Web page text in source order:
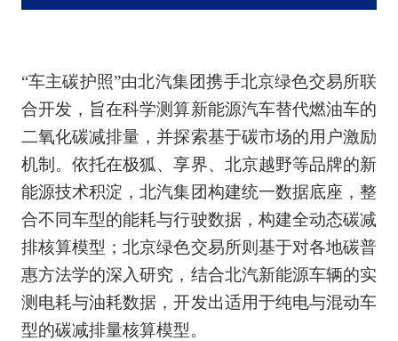
“车主碳护照”由北汽集团携手北京绿色交易所联
合开发，旨在科学测算新能源汽车替代燃油车的
二氧化碳减排量，并探索基于碳市场的用户激励
机制。依托在极狐、享界、北京越野等品牌的新
能源技术积淀，北汽集团构建统一数据底座，整
合不同车型的能耗与行驶数据，构建全动态碳减
排核算模型；北京绿色交易所则基于对各地碳普
惠方法学的深入研究，结合北汽新能源车辆的实
测电耗与油耗数据，开发出适用于纯电与混动车
型的碳减排量核算模型。